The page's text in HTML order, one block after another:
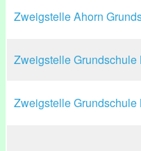
Zweigstelle Ahorn
Zweigstelle Grundschule
Zweigstelle